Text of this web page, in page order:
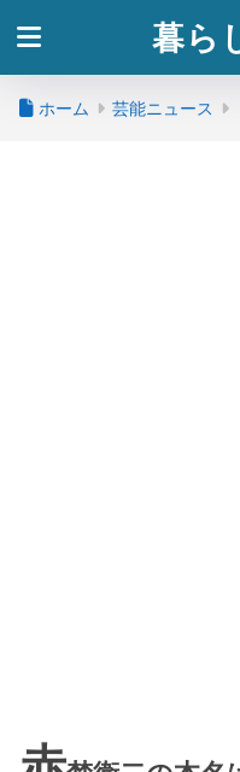
暮ら
ホーム 芸能ニュース